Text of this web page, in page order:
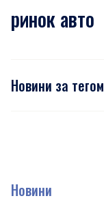
ринок авто
Новини за тегом
Новини